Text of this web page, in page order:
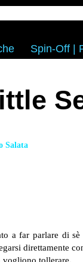
Spin-Off |
Salata
a far parlare di
direttamente